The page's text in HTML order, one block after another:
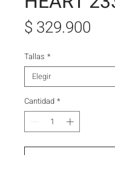
$ 329.900
Tallas *
Elegir
Cantidad *